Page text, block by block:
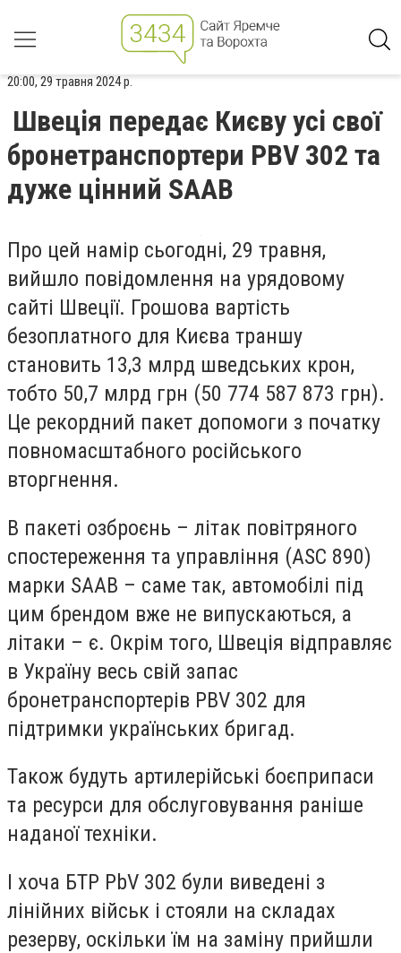
20:00, 29 травня 2024 р.
Швеція передає Києву усі свої
бронетранспортери PBV 302 та
дуже цінний SAAB
Про цей намір сьогодні, 29 травня,
вийшло повідомлення на урядовому
сайті Швеції. Грошова вартість
безоплатного для Києва траншу
становить 13,3 млрд шведських крон,
тобто 50,7 млрд грн (50 774 587 873 грн).
Це рекордний пакет допомоги з початку
повномасштабного російського
вторгнення.
В пакеті озброєнь – літак повітряного
спостереження та управління (ASC 890)
марки SAAB – саме так, автомобілі під
цим брендом вже не випускаються, а
літаки – є. Окрім того, Швеція відправляє
в Україну весь свій запас
бронетранспортерів PBV 302 для
підтримки українських бригад.
Також будуть артилерійські боєприпаси
та ресурси для обслуговування раніше
наданої техніки.
І хоча БТР PbV 302 були виведені з
лінійних військ і стояли на складах
резерву, оскільки їм на заміну прийшли